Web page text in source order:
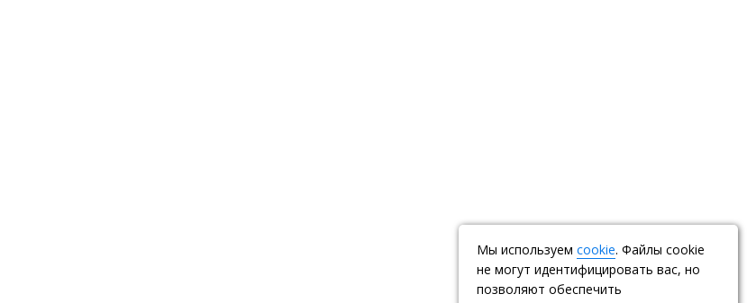
Мы используем cookie. Файлы cookie
не могут идентифицировать вас, но
позволяют обеспечить